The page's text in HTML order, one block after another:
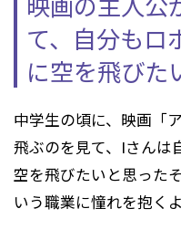
て、 自分もロ
に空を飛びた
中学生の頃に、映画「
飛ぶのを見て、Iさんは
空を飛びたいと思った
いう職業に憧れを抱く